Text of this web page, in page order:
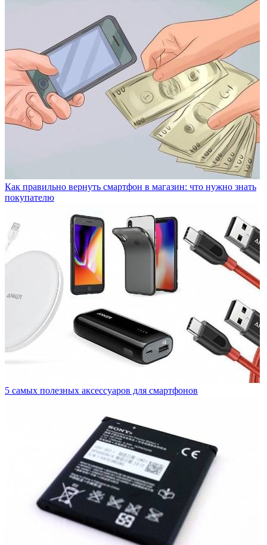
Как правильно вернуть смартфон в магазин: что нужно знать
покупателю
5 самых полезных аксессуаров для смартфонов